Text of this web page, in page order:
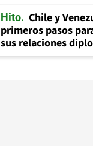
Hito
Chile y
primeros pasos
sus relaciones